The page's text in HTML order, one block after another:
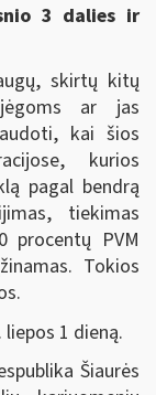
3 dalies ir
skirtų kitų
ar jas
kai šios
kurios
pagal bendrą
tiekimas
procentų PVM
Tokios
1 dieną.
Šiaurės